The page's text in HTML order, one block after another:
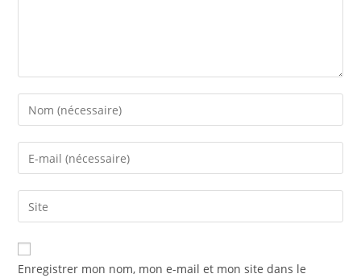
Enter
your
name
comment
Enter
your
email
address
comment
Saisir
l’URL
de
votre
Enregistrer mon nom, mon e-mail et mon site dans le